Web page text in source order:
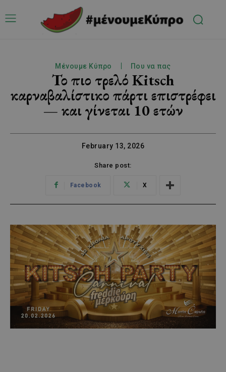
Μένουμε Κύπρο Που να πας
Το πιο τρελό Kitsch
καρναβαλίστικο πάρτι επιστρέφει
— και γίνεται 10 ετών
February 13, 2026
Share post:
Facebook X